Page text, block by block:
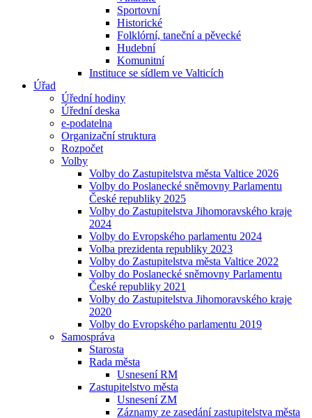
Sportovní
Historické
Folklórní, taneční a pěvecké
Hudební
Komunitní
Instituce se sídlem ve Valticích
Úřad
Úřední hodiny
Úřední deska
e-podatelna
Organizační struktura
Rozpočet
Volby
Volby do Zastupitelstva města Valtice 2026
Volby do Poslanecké sněmovny Parlamentu
České republiky 2025
Volby do Zastupitelstva Jihomoravského kraje
2024
Volby do Evropského parlamentu 2024
Volba prezidenta republiky 2023
Volby do Zastupitelstva města Valtice 2022
Volby do Poslanecké sněmovny Parlamentu
České republiky 2021
Volby do Zastupitelstva Jihomoravského kraje
2020
Volby do Evropského parlamentu 2019
Samospráva
Starosta
Rada města
Usnesení RM
Zastupitelstvo města
Usnesení ZM
Záznamy ze zasedání zastupitelstva města